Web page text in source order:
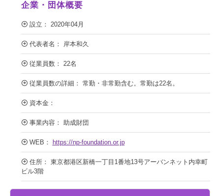
企業・団体概要
設立： 2020年04月
代表者名： 岸本和久
従業員数： 22名
従業員数の詳細： 常勤・非常勤含む。常勤は22名。
資本金：
事業内容： 助成財団
WEB： https://np-foundation.or.jp
住所： 東京都港区新橋一丁目1番地13号アーバンネット内幸町
ビル3階